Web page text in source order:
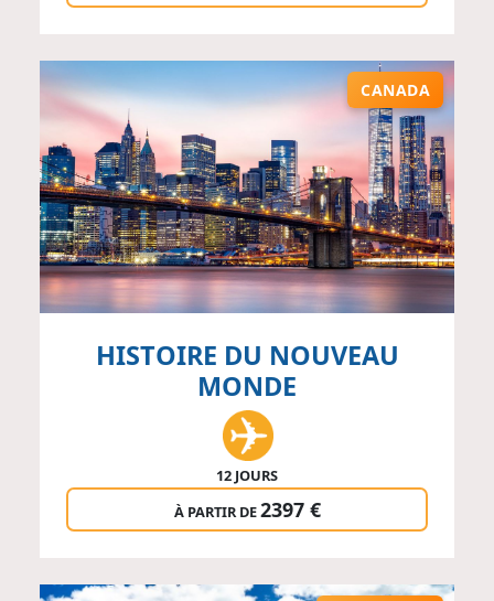
CANADA
HISTOIRE DU NOUVEAU
MONDE
12 JOURS
À PARTIR DE2397 €